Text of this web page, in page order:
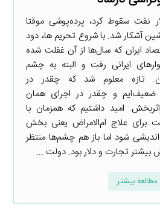
دلار نفت سقوط کرد، پرده‌پوشی موقتا
آشکار شد. با شروع تحریم ها، دود
ایران که سال‌ها از آن غفلت شده
ایرانی رفت و البته به چشم
تازه معلوم شد که چقدر در
ضعیف‌ایم و چقدر در اجرای همان
امید داشتیم که همزمان با
برای علاج ‌ام‌الامراض یعنی بخش
شود اما باز هم چشم‌ها منتظر
تجارت و دلار بود. دولت ...
مطالعه بیشتر